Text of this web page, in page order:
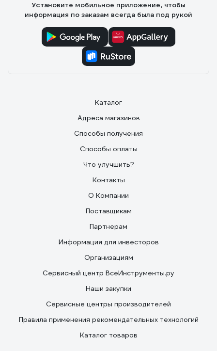
Установите мобильное приложение, чтобы
информация по заказам всегда была под рукой
Каталог
Адреса магазинов
Способы получения
Способы оплаты
Что улучшить?
Контакты
О Компании
Поставщикам
Партнерам
Информация для инвесторов
Организациям
Сервисный центр ВсеИнструменты.ру
Наши закупки
Сервисные центры производителей
Правила применения рекомендательных технологий
Каталог товаров